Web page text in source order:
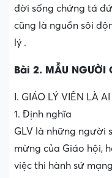
đời sống chứng tá
cũng là nguồn sôi
lý .
Bài 2. MẪU NGƯỜI
I. GIÁO LÝ VIÊN LÀ AI
1. Định nghĩa
GLV là những người
mừng của Giáo hội,
việc thi hành sứ